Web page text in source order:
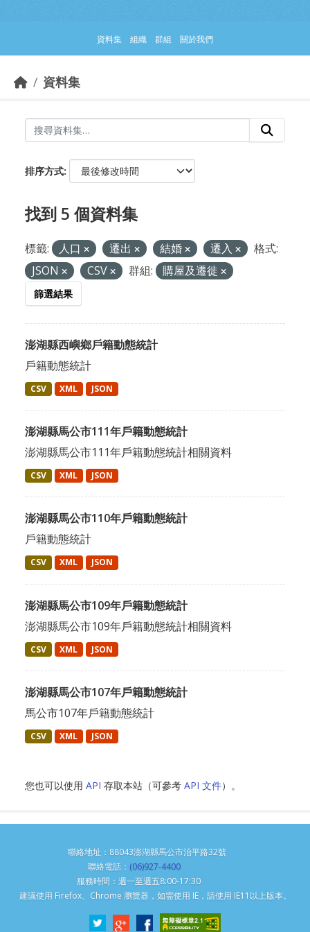
資料集 組織 群組 關於我們
資料集
排序方式
找到 5 個資料集
標籤: 人口 遷出 結婚 遷入
格式:
JSON
CSV 群組: 購屋及遷徙
篩選結果
澎湖縣西嶼鄉戶籍動態統計
戶籍動態統計
CSV XML JSON
澎湖縣馬公市111年戶籍動態統計
澎湖縣馬公市111年戶籍動態統計相關資料
CSV XML JSON
澎湖縣馬公市110年戶籍動態統計
戶籍動態統計
CSV XML JSON
澎湖縣馬公市109年戶籍動態統計
澎湖縣馬公市109年戶籍動態統計相關資料
CSV XML JSON
澎湖縣馬公市107年戶籍動態統計
馬公市107年戶籍動態統計
CSV XML JSON
您也可以使用 API 存取本站（可參考 API 文件）。
聯絡地址：88043澎湖縣馬公市治平路32號
聯絡電話： (06)927-4400
服務時間：週一至週五8:00-17:30
建議使用 Firefox、Chrome 瀏覽器，如需使用 IE，請使用 IE11以上版本。